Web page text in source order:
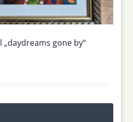
gone by“